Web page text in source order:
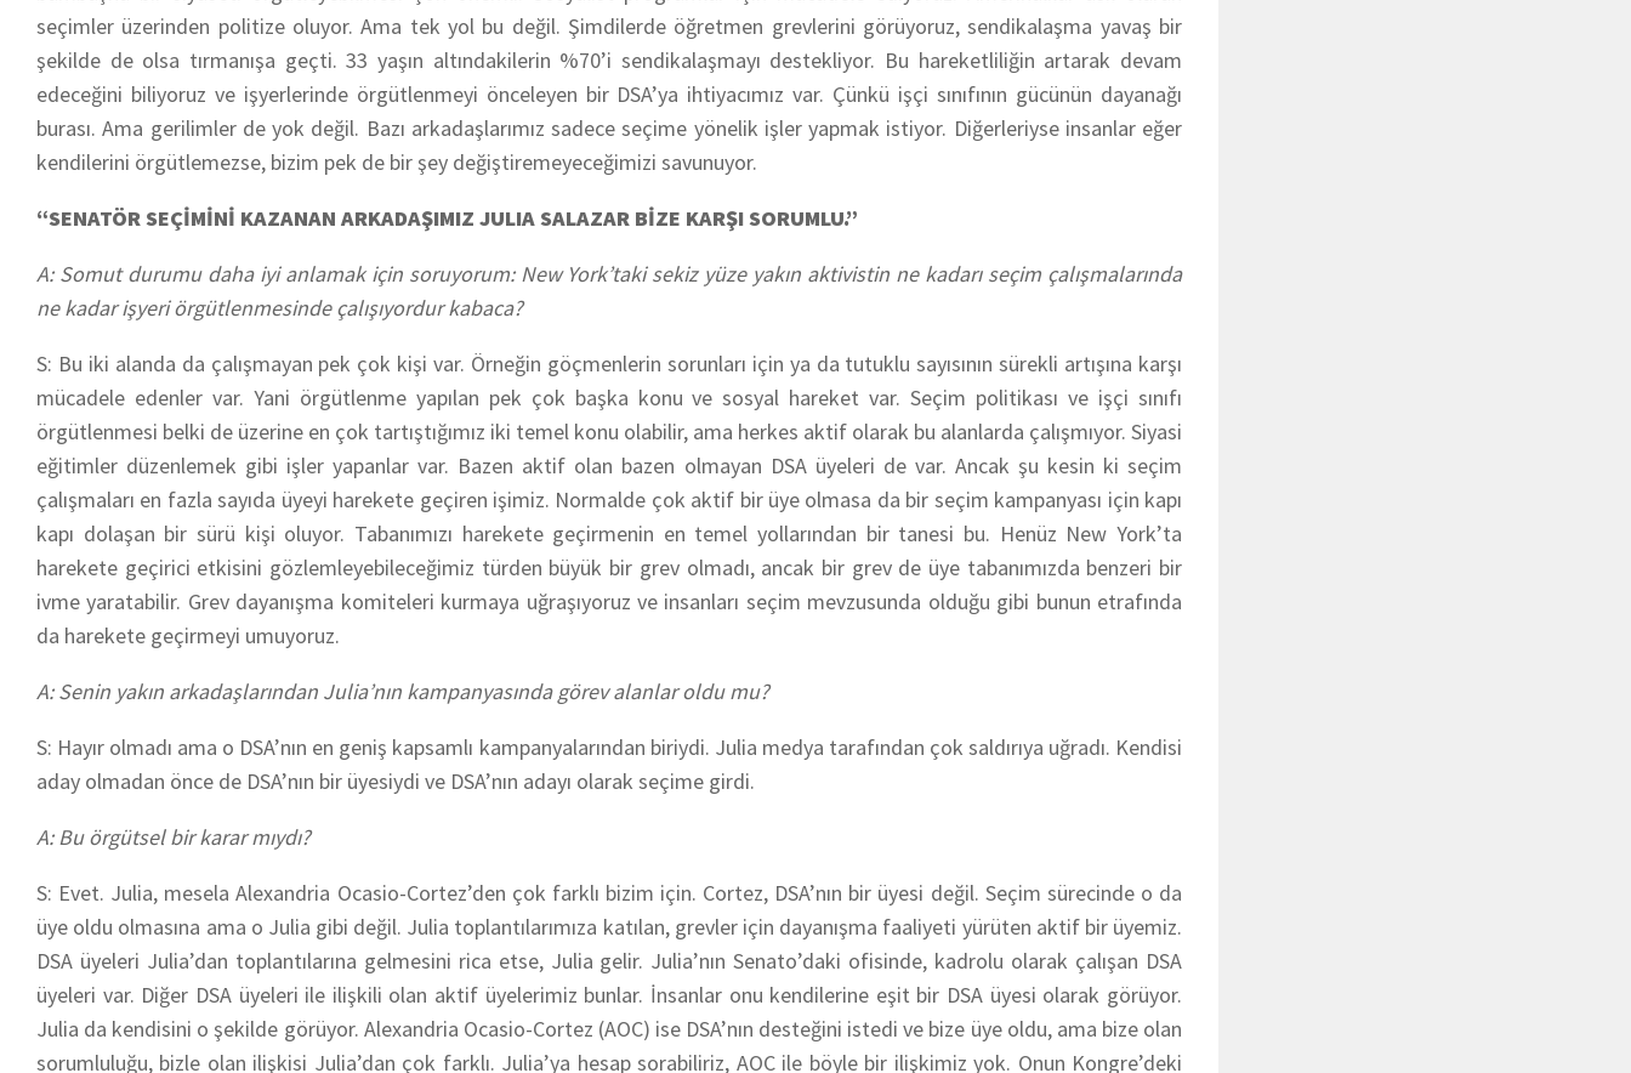
seçimler üzerinden politize oluyor. Ama tek yol bu değil. Şimdilerde öğretmen grevlerini görüyoruz, sendikalaşma yavaş bir
şekilde de olsa tırmanışa geçti. 33 yaşın altındakilerin %70’i sendikalaşmayı destekliyor. Bu hareketliliğin artarak devam
edeceğini biliyoruz ve işyerlerinde örgütlenmeyi önceleyen bir DSA’ya ihtiyacımız var. Çünkü işçi sınıfının gücünün dayanağı
burası. Ama gerilimler de yok değil. Bazı arkadaşlarımız sadece seçime yönelik işler yapmak istiyor. Diğerleriyse insanlar eğer
kendilerini örgütlemezse, bizim pek de bir şey değiştiremeyeceğimizi savunuyor.
“SENATÖR SEÇİMİNİ KAZANAN ARKADAŞIMIZ JULIA SALAZAR BİZE KARŞI SORUMLU.”
A: Somut durumu daha iyi anlamak için soruyorum: New York’taki sekiz yüze yakın aktivistin ne kadarı seçim çalışmalarında
ne kadar işyeri örgütlenmesinde çalışıyordur kabaca?
S: Bu iki alanda da çalışmayan pek çok kişi var. Örneğin göçmenlerin sorunları için ya da tutuklu sayısının sürekli artışına karşı
mücadele edenler var. Yani örgütlenme yapılan pek çok başka konu ve sosyal hareket var. Seçim politikası ve işçi sınıfı
örgütlenmesi belki de üzerine en çok tartıştığımız iki temel konu olabilir, ama herkes aktif olarak bu alanlarda çalışmıyor. Siyasi
eğitimler düzenlemek gibi işler yapanlar var. Bazen aktif olan bazen olmayan DSA üyeleri de var. Ancak şu kesin ki seçim
çalışmaları en fazla sayıda üyeyi harekete geçiren işimiz. Normalde çok aktif bir üye olmasa da bir seçim kampanyası için kapı
kapı dolaşan bir sürü kişi oluyor. Tabanımızı harekete geçirmenin en temel yollarından bir tanesi bu. Henüz New York’ta
harekete geçirici etkisini gözlemleyebileceğimiz türden büyük bir grev olmadı, ancak bir grev de üye tabanımızda benzeri bir
ivme yaratabilir. Grev dayanışma komiteleri kurmaya uğraşıyoruz ve insanları seçim mevzusunda olduğu gibi bunun etrafında
da harekete geçirmeyi umuyoruz.
A: Senin yakın arkadaşlarından Julia’nın kampanyasında görev alanlar oldu mu?
S: Hayır olmadı ama o DSA’nın en geniş kapsamlı kampanyalarından biriydi. Julia medya tarafından çok saldırıya uğradı. Kendisi
aday olmadan önce de DSA’nın bir üyesiydi ve DSA’nın adayı olarak seçime girdi.
A: Bu örgütsel bir karar mıydı?
S: Evet. Julia, mesela Alexandria Ocasio-Cortez’den çok farklı bizim için. Cortez, DSA’nın bir üyesi değil. Seçim sürecinde o da
üye oldu olmasına ama o Julia gibi değil. Julia toplantılarımıza katılan, grevler için dayanışma faaliyeti yürüten aktif bir üyemiz.
DSA üyeleri Julia’dan toplantılarına gelmesini rica etse, Julia gelir. Julia’nın Senato’daki ofisinde, kadrolu olarak çalışan DSA
üyeleri var. Diğer DSA üyeleri ile ilişkili olan aktif üyelerimiz bunlar. İnsanlar onu kendilerine eşit bir DSA üyesi olarak görüyor.
Julia da kendisini o şekilde görüyor. Alexandria Ocasio-Cortez (AOC) ise DSA’nın desteğini istedi ve bize üye oldu, ama bize olan
sorumluluğu, bizle olan ilişkisi Julia’dan çok farklı. Julia’ya hesap sorabiliriz, AOC ile böyle bir ilişkimiz yok. Onun Kongre’deki